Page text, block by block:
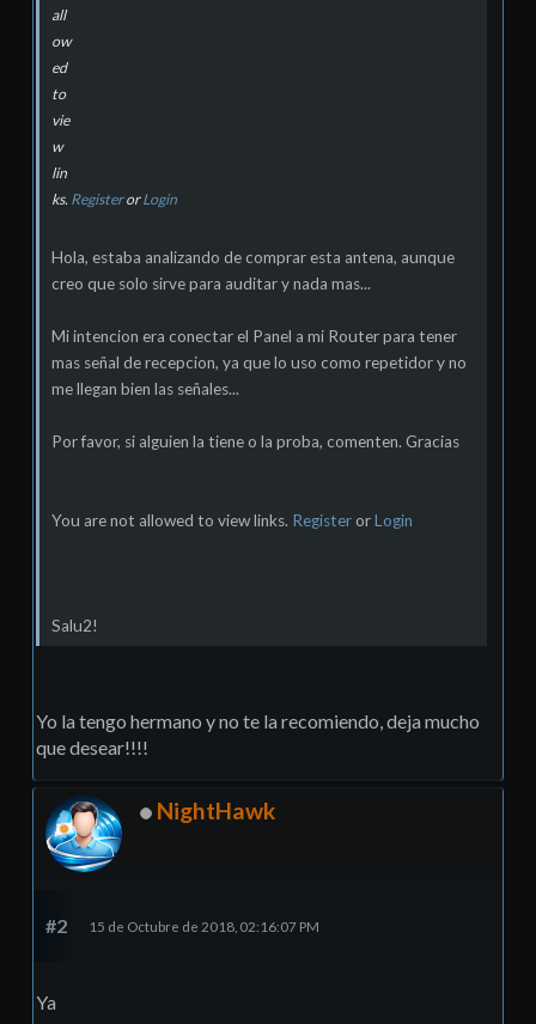
all
ow
ed
to
vie
w
lin
ks. RegisterorLogin
Hola, estaba analizando de comprar esta antena, aunque
creo que solo sirve para auditar y nada mas...
Mi intencion era conectar el Panel a mi Router para tener
mas señal de recepcion, ya que lo uso como repetidor y no
me llegan bien las señales...
Por favor, si alguien la tiene o la proba, comenten. Gracias
You are not allowed to view links. RegisterorLogin
Salu2!
Yo la tengo hermano y no te la recomiendo, deja mucho
que desear!!!!
NightHawk
#2 15 de Octubre de 2018, 02:16:07 PM
Ya